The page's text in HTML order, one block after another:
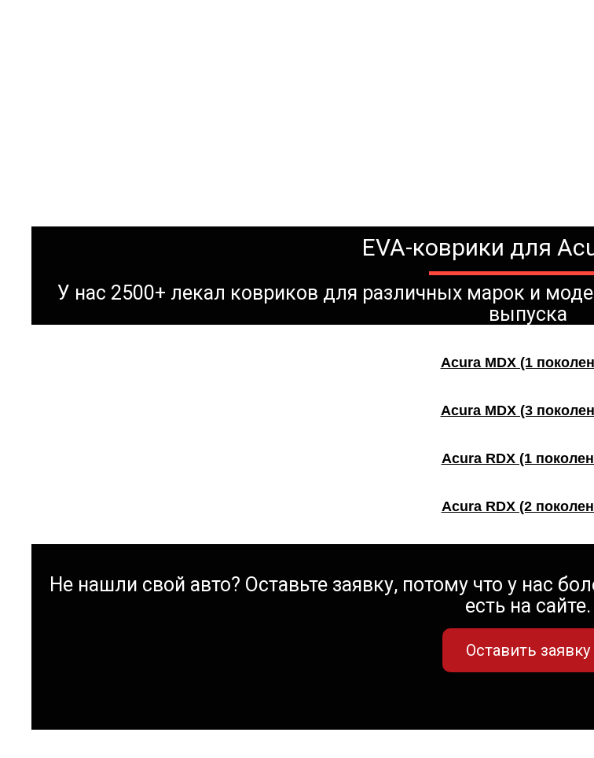
EVA-коврики для
У нас 2500+ лекал ковриков для различных марок и
выпуска
Acura MDX (1
Acura MDX (3
Acura RDX (1
Acura RDX (2
Не нашли свой авто? Оставьте заявку, потому что у нас
есть на сайте.
Оставить заявку